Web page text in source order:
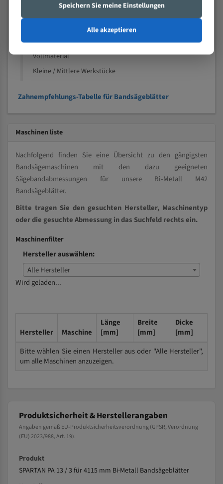
Nichteisenmetalle
Speziell entwickelt für Profile / Rohre
Vollmaterial
Kleine / Mittlere Werkstücke
Zahnempfehlungs-Tabelle für Bandsägeblätter
Maschinen liste
Nachfolgend finden Sie eine Übersicht zu den gängigsten
Bandsägemaschinen mit den dazu geeigneten
Sägebandabmessungen für unsere Bi-Metall M42
Bandsägeblätter.
Bitte tragen Sie den gesuchten Hersteller, Maschinentyp
oder die gesuchte Abmessung in das Suchfeld rechts ein.
Maschinenfilter
Hersteller auswählen:
Alle Hersteller
Wird geladen...
Hersteller Maschine
Länge
[mm]
Breite
[mm]
Dicke
[mm]
Bitte wählen Sie einen Hersteller aus oder "Alle Hersteller",
um alle Maschinen anzuzeigen.
Produktsicherheit & Herstellerangaben
Angaben gemäß EU-Produktsicherheitsverordnung (GPSR, Verordnung
(EU) 2023/988, Art. 19).
Produkt
SPARTAN PA 13 / 3 für 4115 mm Bi-Metall Bandsägeblätter
Speichern Sie meine Einstellungen
Alle akzeptieren